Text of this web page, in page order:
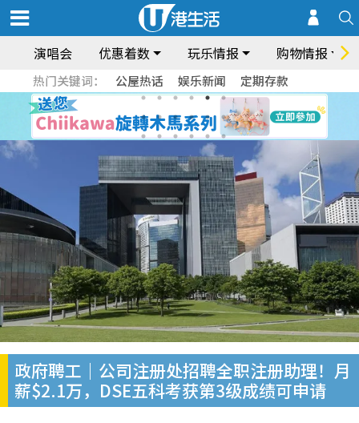
演唱会 优惠着数 玩乐情报 购物情报
热门关键词： 公屋热话 娱乐新闻 定期存款
政府聘工｜公司注册处招聘全职注册助理！月
薪$2.1万，DSE五科考获第3级成绩可申请